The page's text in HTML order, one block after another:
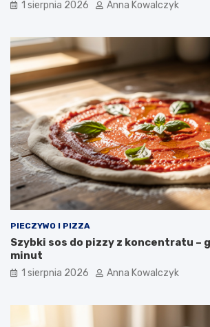
1 sierpnia 2026 Anna Kowalczyk
PIECZYWO I PIZZA
Szybki sos do pizzy z koncentratu –
minut
1 sierpnia 2026 Anna Kowalczyk